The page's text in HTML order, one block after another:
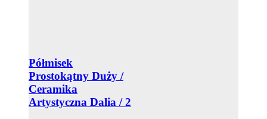
Półmisek
Prostokątny Duży /
Ceramika
Artystyczna Dalia / 2